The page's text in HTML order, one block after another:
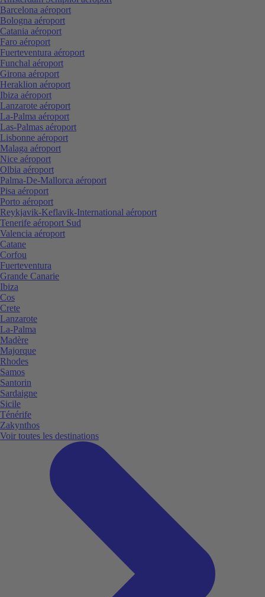
Barcelona aéroport
Bologna aéroport
Catania aéroport
Faro aéroport
Fuerteventura aéroport
Funchal aéroport
Girona aéroport
Heraklion aéroport
Ibiza aéroport
Lanzarote aéroport
La-Palma aéroport
Las-Palmas aéroport
Lisbonne aéroport
Malaga aéroport
Nice aéroport
Olbia aéroport
Palma-De-Mallorca aéroport
Pisa aéroport
Porto aéroport
Reykjavik-Keflavik-International aéroport
Tenerife aéroport Sud
Valencia aéroport
Catane
Corfou
Fuerteventura
Grande Canarie
Ibiza
Cos
Crete
Lanzarote
La-Palma
Madère
Majorque
Rhodes
Samos
Santorin
Sardaigne
Sicile
Ténérife
Zakynthos
Voir toutes les destinations